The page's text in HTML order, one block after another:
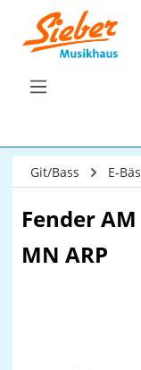
Zum Hauptinhalt
Git/Bass E-
Fender
MN ARP